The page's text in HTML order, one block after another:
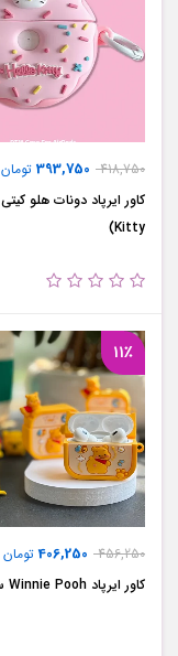
418,750
393,750 تومان
Kitty)
11٪
456,250
406,250تومان
کاور ایرپاد Winnie Pooh سیلیکونی